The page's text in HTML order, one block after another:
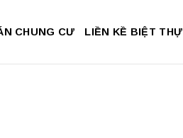
CHUNG CƯ LIỀN KỀ BIỆT THỰ